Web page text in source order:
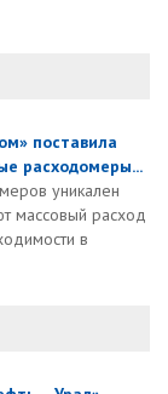
поставила
расходомеры...
уникален
массовый расход
в